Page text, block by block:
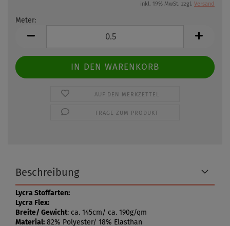
inkl. 19% MwSt. zzgl. Versand
Meter:
AUF DEN MERKZETTEL
FRAGE ZUM PRODUKT
Beschreibung
Lycra Stoffarten:
Lycra Flex:
Breite/ Gewicht: ca. 145cm/ ca. 190g/qm
Material: 82% Polyester/ 18% Elasthan